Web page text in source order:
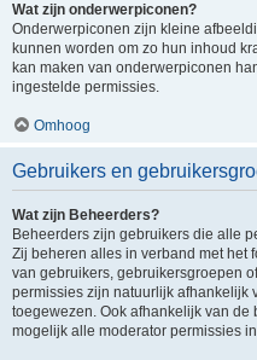
Wat zijn onderwerpiconen?
Onderwerpiconen zijn kleine
kunnen worden om zo hun inhoud
kan maken van onderwerpiconen
ingestelde permissies.
Omhoog
Gebruikers en
Wat zijn Beheerders?
Beheerders zijn gebruikers die alle
Zij beheren alles in verband met het
van gebruikers, gebruikersgroepen
permissies zijn natuurlijk afhankelijk
toegewezen. Ook afhankelijk van
mogelijk alle moderator permissies